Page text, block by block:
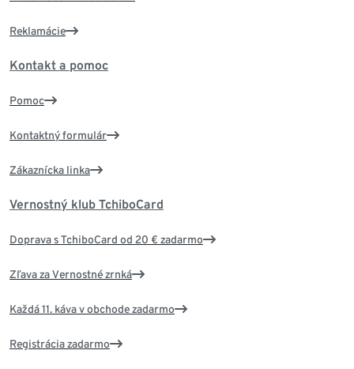
Reklamácie
Kontakt a pomoc
Pomoc
Kontaktný formulár
Zákaznícka linka
Vernostný klub TchiboCard
Doprava s TchiboCard od 20 € zadarmo
Zľava za Vernostné zrnká
Každá 11. káva v obchode zadarmo
Registrácia zadarmo